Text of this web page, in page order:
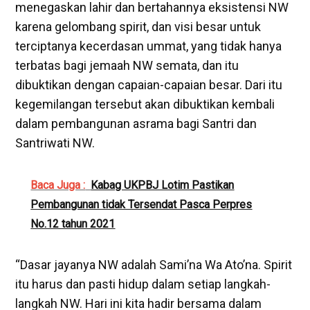
menegaskan lahir dan bertahannya eksistensi NW
karena gelombang spirit, dan visi besar untuk
terciptanya kecerdasan ummat, yang tidak hanya
terbatas bagi jemaah NW semata, dan itu
dibuktikan dengan capaian-capaian besar. Dari itu
kegemilangan tersebut akan dibuktikan kembali
dalam pembangunan asrama bagi Santri dan
Santriwati NW.
Baca Juga : Kabag UKPBJ Lotim Pastikan
Pembangunan tidak Tersendat Pasca Perpres
No.12 tahun 2021
“Dasar jayanya NW adalah Sami’na Wa Ato’na. Spirit
itu harus dan pasti hidup dalam setiap langkah-
langkah NW. Hari ini kita hadir bersama dalam